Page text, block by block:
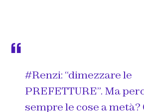
#Renzi: “dimezzare le
PREFETTURE”. Ma
sempre le cose a metà?